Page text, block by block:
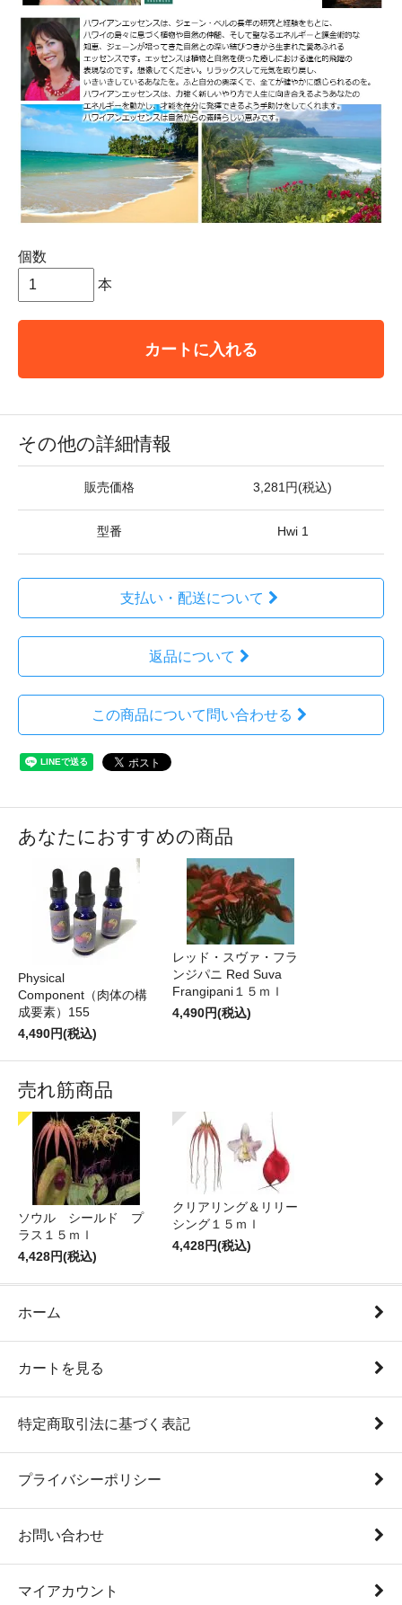
個数
本
カートに入れる
その他の詳細情報
販売価格 3,281円(税込)
型番 Hwi 1
支払い・配送について
返品について
この商品について問い合わせる
あなたにおすすめの商品
Physical
Component（肉体の構
成要素）155
4,490円(税込)
レッド・スヴァ・フラ
ンジパニ Red Suva
Frangipani１５ｍｌ
4,490円(税込)
売れ筋商品
ソウル シールド プ
ラス１５ｍｌ
4,428円(税込)
クリアリング＆リリー
シング１５ｍｌ
4,428円(税込)
ホーム
カートを見る
特定商取引法に基づく表記
プライバシーポリシー
お問い合わせ
マイアカウント